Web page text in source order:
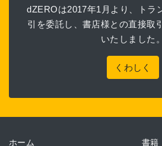
dZEROは2017年1月より、トラ
引を委託し、書店様との直接取
いたしました。
くわしく
ホーム 書籍